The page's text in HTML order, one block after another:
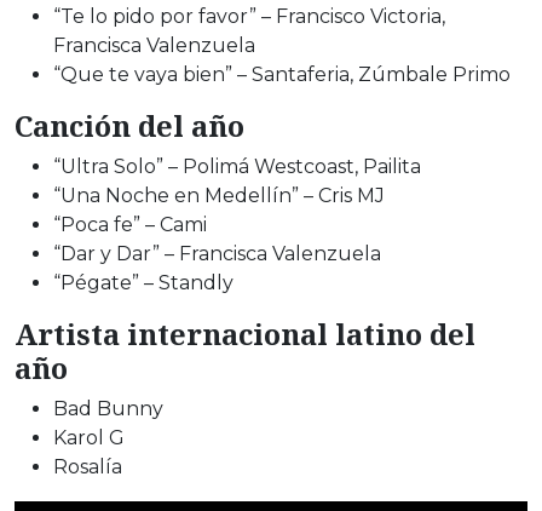
“Te lo pido por favor” – Francisco Victoria,
Francisca Valenzuela
“Que te vaya bien” – Santaferia, Zúmbale Primo
Canción del año
“Ultra Solo” – Polimá Westcoast, Pailita
“Una Noche en Medellín” – Cris MJ
“Poca fe” – Cami
“Dar y Dar” – Francisca Valenzuela
“Pégate” – Standly
Artista internacional latino del
año
Bad Bunny
Karol G
Rosalía